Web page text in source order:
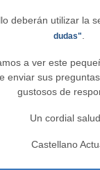
deberán utilizar la
dudas"
a ver este
enviar sus
gustosos de
Un cordial
Castellano